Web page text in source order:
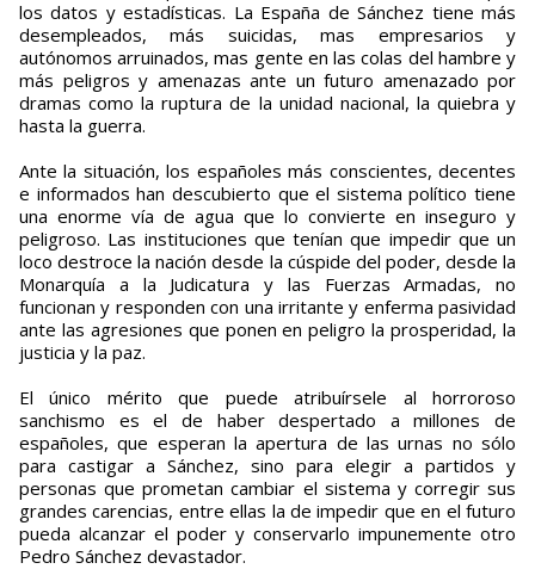
los datos y estadísticas. La España de Sánchez tiene más
desempleados, más suicidas, mas empresarios y
autónomos arruinados, mas gente en las colas del hambre y
más peligros y amenazas ante un futuro amenazado por
dramas como la ruptura de la unidad nacional, la quiebra y
hasta la guerra.
Ante la situación, los españoles más conscientes, decentes
e informados han descubierto que el sistema político tiene
una enorme vía de agua que lo convierte en inseguro y
peligroso. Las instituciones que tenían que impedir que un
loco destroce la nación desde la cúspide del poder, desde la
Monarquía a la Judicatura y las Fuerzas Armadas, no
funcionan y responden con una irritante y enferma pasividad
ante las agresiones que ponen en peligro la prosperidad, la
justicia y la paz.
El único mérito que puede atribuírsele al horroroso
sanchismo es el de haber despertado a millones de
españoles, que esperan la apertura de las urnas no sólo
para castigar a Sánchez, sino para elegir a partidos y
personas que prometan cambiar el sistema y corregir sus
grandes carencias, entre ellas la de impedir que en el futuro
pueda alcanzar el poder y conservarlo impunemente otro
Pedro Sánchez devastador.